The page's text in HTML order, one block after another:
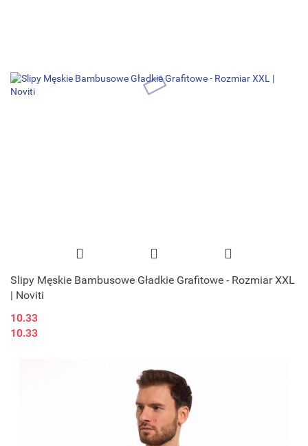
Slipy Męskie Bambusowe Gładkie Grafitowe - Rozmiar XXL
| Noviti
10.33
10.33